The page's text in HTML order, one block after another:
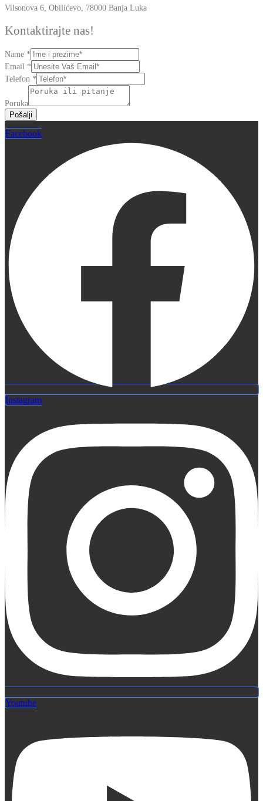
Vilsonova 6, Obilićevo, 78000 Banja Luka
Kontaktirajte nas!
Name *
Name
Telefon
Email
Email *
Telefon *
Poruka
Pošalji
Facebook
Instagram
Youtube